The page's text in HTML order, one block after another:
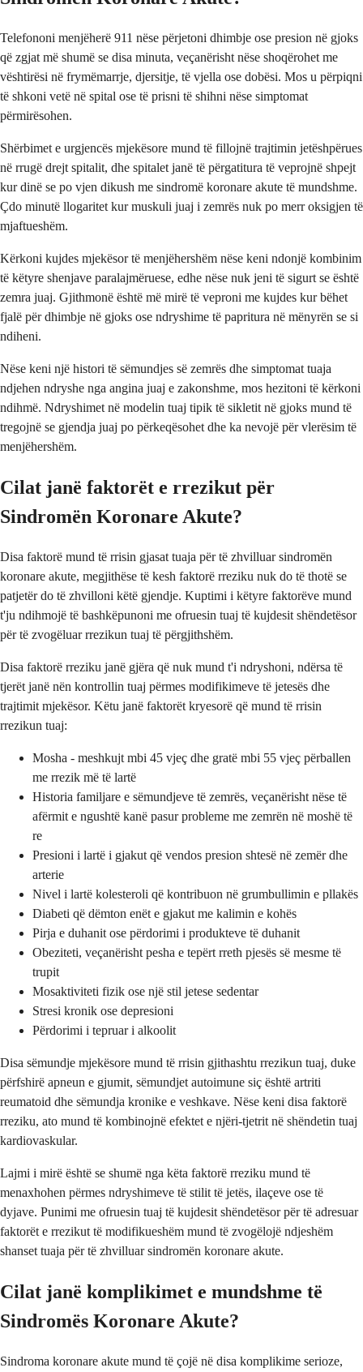
Telefononi menjëherë 911 nëse përjetoni dhimbje ose presion në gjoks
që zgjat më shumë se disa minuta, veçanërisht nëse shoqërohet me
vështirësi në frymëmarrje, djersitje, të vjella ose dobësi. Mos u përpiqni
të shkoni vetë në spital ose të prisni të shihni nëse simptomat
përmirësohen.
Shërbimet e urgjencës mjekësore mund të fillojnë trajtimin jetëshpërues
në rrugë drejt spitalit, dhe spitalet janë të përgatitura të veprojnë shpejt
kur dinë se po vjen dikush me sindromë koronare akute të mundshme.
Çdo minutë llogaritet kur muskuli juaj i zemrës nuk po merr oksigjen të
mjaftueshëm.
Kërkoni kujdes mjekësor të menjëhershëm nëse keni ndonjë kombinim
të këtyre shenjave paralajmëruese, edhe nëse nuk jeni të sigurt se është
zemra juaj. Gjithmonë është më mirë të veproni me kujdes kur bëhet
fjalë për dhimbje në gjoks ose ndryshime të papritura në mënyrën se si
ndiheni.
Nëse keni një histori të sëmundjes së zemrës dhe simptomat tuaja
ndjehen ndryshe nga angina juaj e zakonshme, mos hezitoni të kërkoni
ndihmë. Ndryshimet në modelin tuaj tipik të sikletit në gjoks mund të
tregojnë se gjendja juaj po përkeqësohet dhe ka nevojë për vlerësim të
menjëhershëm.
Cilat janë faktorët e rrezikut për
Sindromën Koronare Akute?
Disa faktorë mund të rrisin gjasat tuaja për të zhvilluar sindromën
koronare akute, megjithëse të kesh faktorë rreziku nuk do të thotë se
patjetër do të zhvilloni këtë gjendje. Kuptimi i këtyre faktorëve mund
t'ju ndihmojë të bashkëpunoni me ofruesin tuaj të kujdesit shëndetësor
për të zvogëluar rrezikun tuaj të përgjithshëm.
Disa faktorë rreziku janë gjëra që nuk mund t'i ndryshoni, ndërsa të
tjerët janë nën kontrollin tuaj përmes modifikimeve të jetesës dhe
trajtimit mjekësor. Këtu janë faktorët kryesorë që mund të rrisin
rrezikun tuaj:
Mosha - meshkujt mbi 45 vjeç dhe gratë mbi 55 vjeç përballen
me rrezik më të lartë
Historia familjare e sëmundjeve të zemrës, veçanërisht nëse të
afërmit e ngushtë kanë pasur probleme me zemrën në moshë të
re
Presioni i lartë i gjakut që vendos presion shtesë në zemër dhe
arterie
Nivel i lartë kolesteroli që kontribuon në grumbullimin e pllakës
Diabeti që dëmton enët e gjakut me kalimin e kohës
Pirja e duhanit ose përdorimi i produkteve të duhanit
Obeziteti, veçanërisht pesha e tepërt rreth pjesës së mesme të
trupit
Mosaktiviteti fizik ose një stil jetese sedentar
Stresi kronik ose depresioni
Përdorimi i tepruar i alkoolit
Disa sëmundje mjekësore mund të rrisin gjithashtu rrezikun tuaj, duke
përfshirë apneun e gjumit, sëmundjet autoimune siç është artriti
reumatoid dhe sëmundja kronike e veshkave. Nëse keni disa faktorë
rreziku, ato mund të kombinojnë efektet e njëri-tjetrit në shëndetin tuaj
kardiovaskular.
Lajmi i mirë është se shumë nga këta faktorë rreziku mund të
menaxhohen përmes ndryshimeve të stilit të jetës, ilaçeve ose të
dyjave. Punimi me ofruesin tuaj të kujdesit shëndetësor për të adresuar
faktorët e rrezikut të modifikueshëm mund të zvogëlojë ndjeshëm
shanset tuaja për të zhvilluar sindromën koronare akute.
Cilat janë komplikimet e mundshme të
Sindromës Koronare Akute?
Sindroma koronare akute mund të çojë në disa komplikime serioze,